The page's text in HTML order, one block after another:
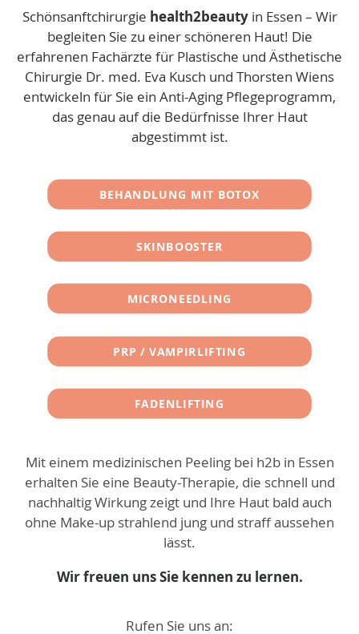
Schönsanftchirurgie health2beautyin Essen – Wir
begleiten Sie zu einer schöneren Haut! Die
erfahrenen Fachärzte für Plastische und Ästhetische
Chirurgie Dr. med. Eva Kusch und Thorsten Wiens
entwickeln für Sie ein Anti-Aging Pflegeprogramm,
das genau auf die Bedürfnisse Ihrer Haut
abgestimmt ist.
BEHANDLUNG MIT BOTOX
SKINBOOSTER
MICRONEEDLING
PRP / VAMPIRLIFTING
FADENLIFTING
Mit einem medizinischen Peeling bei h2b in Essen
erhalten Sie eine Beauty-Therapie, die schnell und
nachhaltig Wirkung zeigt und Ihre Haut bald auch
ohne Make-up strahlend jung und straff aussehen
lässt.
Wir freuen uns Sie kennen zu lernen.
Rufen Sie uns an: